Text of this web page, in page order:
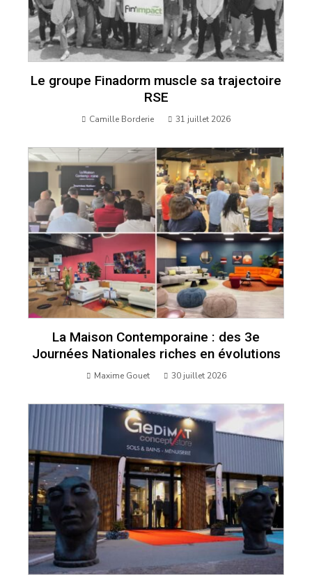
Le groupe Finadorm muscle sa trajectoire
RSE
Camille Borderie 31 juillet 2026
La Maison Contemporaine : des 3e
Journées Nationales riches en évolutions
Maxime Gouet 30 juillet 2026